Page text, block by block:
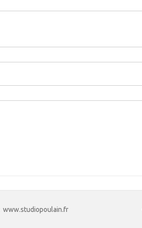
www.studiopoulain.fr